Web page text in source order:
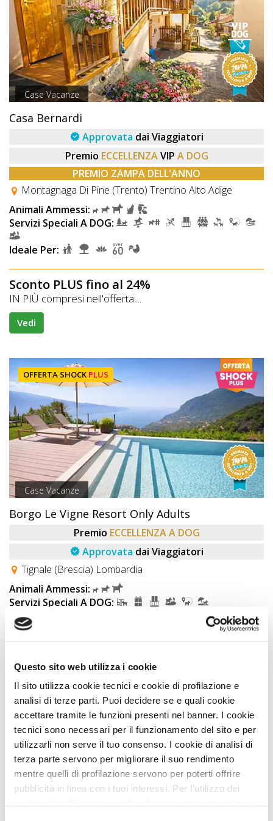
Questo sito web utilizza i cookie
Il sito utilizza cookie tecnici e cookie di profilazione e
analisi di terze parti. Puoi decidere se e quali cookie
accettare tramite le funzioni presenti nel banner. I cookie
tecnici sono necessari per il funzionamento del sito e per
utilizzarli non serve il tuo consenso. I cookie di analisi di
terza parte servono per migliorare il suo rendimento
mentre quelli di profilazione servono per poterti offrire
pubblicità in linea con i tuoi interessi. Per l’utilizzo dei
Case Vacanze
Casa Bernardi
Approvata dai Viaggiatori
Premio ECCELLENZA VIP A DOG
PREMIO ZAMPA DELL'ANNO
Montagnaga Di Pine (Trento) Trentino Alto Adige
Animali Ammessi:
Servizi Speciali A DOG:
Ideale Per:
Sconto PLUS fino al 24%
IN PIÙ compresi nell'offerta:...
Vedi
OFFERTA SHOCK PLUS
Case Vacanze
Borgo Le Vigne Resort Only Adults
Premio ECCELLENZA A DOG
Approvata dai Viaggiatori
Tignale (Brescia) Lombardia
Animali Ammessi:
Servizi Speciali A DOG:
Ideale Per:
IN PIÙ compresi nell'offerta...
Vedi
OFFERTA